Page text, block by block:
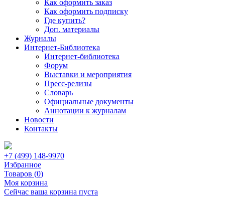
Как оформить заказ
Как оформить подписку
Где купить?
Доп. материалы
Журналы
Интернет-Библиотека
Интернет-библиотека
Форум
Выставки и мероприятия
Пресс-релизы
Словарь
Официальные документы
Аннотации к журналам
Новости
Контакты
+7 (499) 148-9970
Избранное
Товаров (0)
Моя корзина
Сейчас ваша корзина пуста